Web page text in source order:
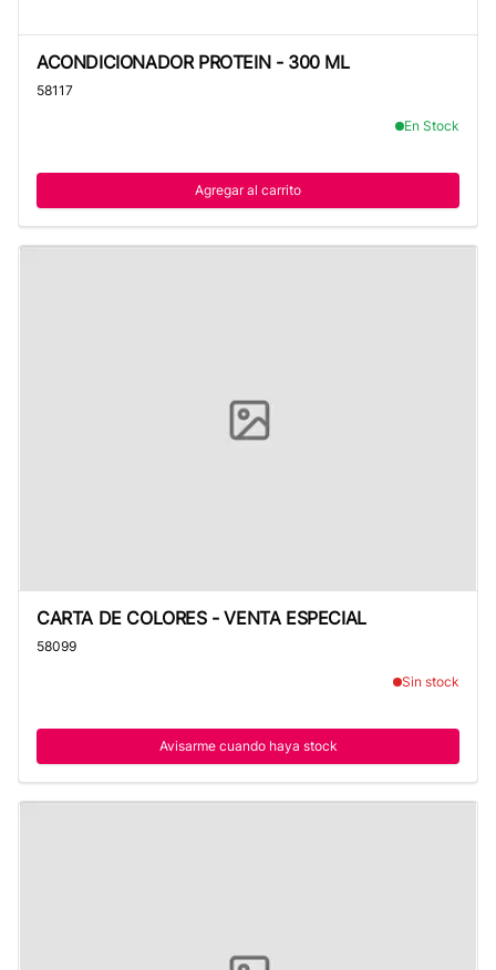
ACONDICIONADOR PROTEIN - 300 ML
58117
En Stock
Agregar al carrito
CARTA DE COLORES - VENTA ESPECIAL
58099
Sin stock
Avisarme cuando haya stock